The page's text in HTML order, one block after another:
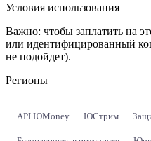
Условия использования
Важно: чтобы заплатить на
или идентифицированный
не подойдет).
Регионы
API ЮMoney ЮСтрим